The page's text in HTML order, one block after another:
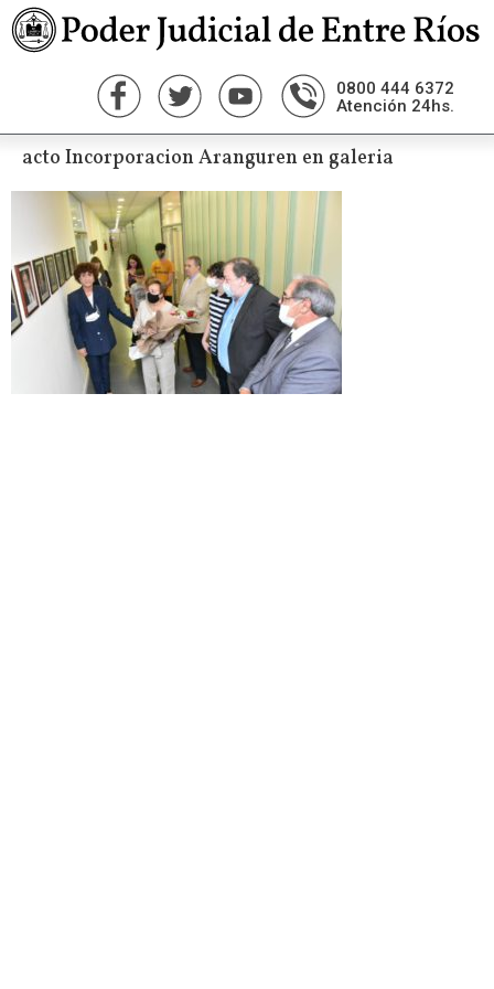
0800 444 6372
Atención 24hs.
acto Incorporacion Aranguren en galeria